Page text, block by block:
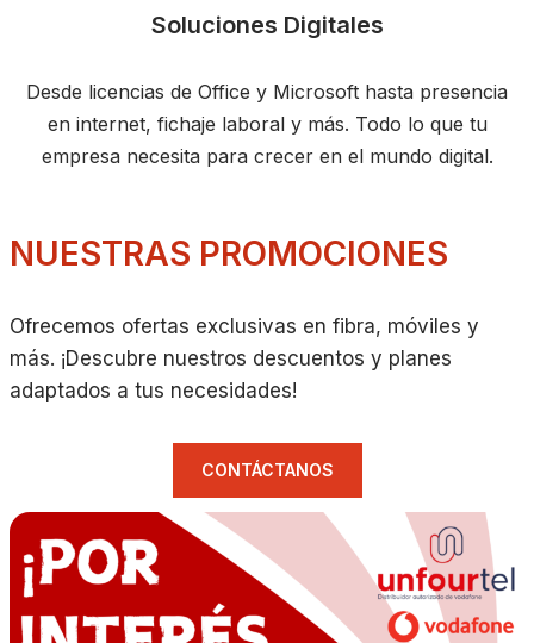
Soluciones Digitales
Desde licencias de Office y Microsoft hasta presencia
en internet, fichaje laboral y más. Todo lo que tu
empresa necesita para crecer en el mundo digital.
NUESTRAS PROMOCIONES
Ofrecemos ofertas exclusivas en fibra, móviles y
más. ¡Descubre nuestros descuentos y planes
adaptados a tus necesidades!
CONTÁCTANOS